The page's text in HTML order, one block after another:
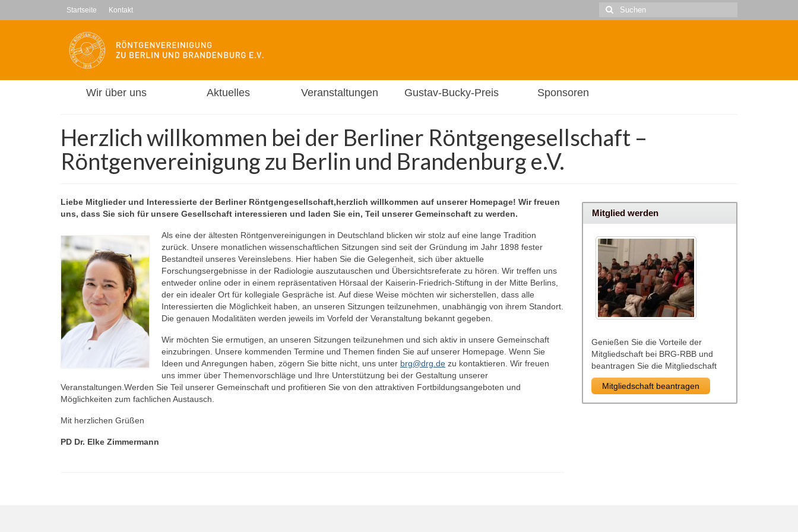
Startseite Kontakt
Suche
nach:
Wir über uns Aktuelles Veranstaltungen Gustav-Bucky-Preis Sponsoren
Herzlich willkommen bei der Berliner Röntgengesellschaft –
Röntgenvereinigung zu Berlin und Brandenburg e.V.
Liebe Mitglieder und Interessierte der Berliner Röntgengesellschaft,herzlich willkommen auf unserer Homepage! Wir freuen
uns, dass Sie sich für unsere Gesellschaft interessieren und laden Sie ein, Teil unserer Gemeinschaft zu werden.
Als eine der ältesten Röntgenvereinigungen in Deutschland blicken wir stolz auf eine lange Tradition
zurück. Unsere monatlichen wissenschaftlichen Sitzungen sind seit der Gründung im Jahr 1898 fester
Bestandteil unseres Vereinslebens. Hier haben Sie die Gelegenheit, sich über aktuelle
Forschungsergebnisse in der Radiologie auszutauschen und Übersichtsreferate zu hören. Wir treffen uns
entweder online oder in einem repräsentativen Hörsaal der Kaiserin-Friedrich-Stiftung in der Mitte Berlins,
der ein idealer Ort für kollegiale Gespräche ist. Auf diese Weise möchten wir sicherstellen, dass alle
Interessierten die Möglichkeit haben, an unseren Sitzungen teilzunehmen, unabhängig von ihrem Standort.
Die genauen Modalitäten werden jeweils im Vorfeld der Veranstaltung bekannt gegeben.
Wir möchten Sie ermutigen, an unseren Sitzungen teilzunehmen und sich aktiv in unsere Gemeinschaft
einzubringen. Unsere kommenden Termine und Themen finden Sie auf unserer Homepage. Wenn Sie
Ideen und Anregungen haben, zögern Sie bitte nicht, uns unter brg@drg.de zu kontaktieren. Wir freuen
uns immer über Themenvorschläge und Ihre Unterstützung bei der Gestaltung unserer
Veranstaltungen.Werden Sie Teil unserer Gemeinschaft und profitieren Sie von den attraktiven Fortbildungsangeboten und
Möglichkeiten zum fachlichen Austausch.
Mit herzlichen Grüßen
PD Dr. Elke Zimmermann
Mitglied werden
Genießen Sie die Vorteile der
Mitgliedschaft bei BRG-RBB und
beantragen Sie die Mitgliedschaft
Mitgliedschaft beantragen